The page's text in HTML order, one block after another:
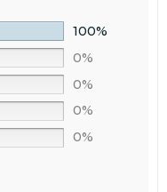
100%
0%
0%
0%
0%